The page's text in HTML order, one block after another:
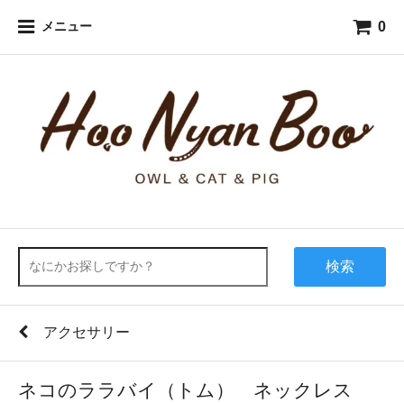
メニュー 0
検索
アクセサリー
ネコのララバイ（トム） ネックレス